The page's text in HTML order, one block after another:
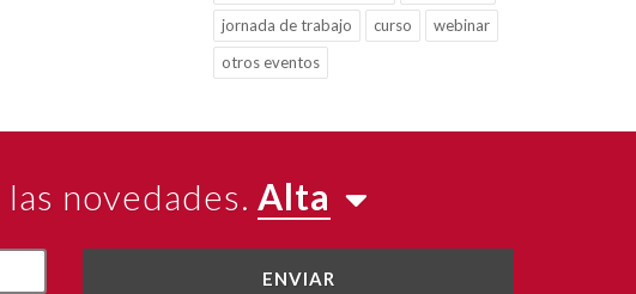
jornada de trabajo
curso
webinar
otros eventos
novedades. Alta
ENVIAR